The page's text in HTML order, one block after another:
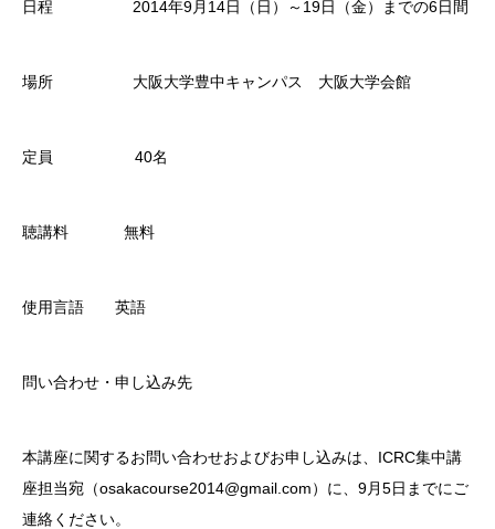
日程 2014年9月14日（日）～19日（金）までの6日間
場所 大阪大学豊中キャンパス 大阪大学会館
定員 40名
聴講料 無料
使用言語 英語
問い合わせ・申し込み先
本講座に関するお問い合わせおよびお申し込みは、ICRC集中講
座担当宛（osakacourse2014@gmail.com）に、9月5日までにご
連絡ください。